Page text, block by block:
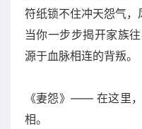
符纸锁不住冲天怨气，
当你一步步揭开家族
源于血脉相连的背叛。
《妻怨》—— 在这里
相。